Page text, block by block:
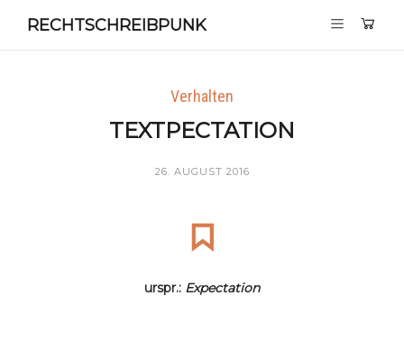
RECHTSCHREIBPUNK
Verhalten
TEXTPECTATION
26. AUGUST 2016
urspr.: Expectation